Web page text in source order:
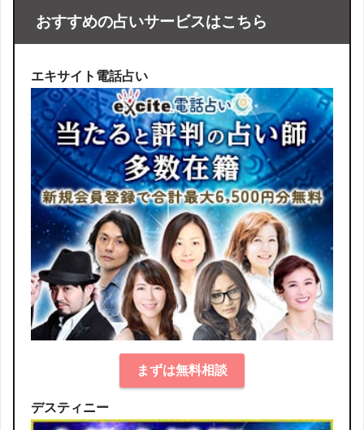
おすすめの占いサービスはこちら
エキサイト電話占い
まずは無料相談
デスティニー